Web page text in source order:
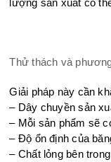
Thử thách và
Giải pháp này cần
– Dây chuyền sản
– Mỗi sản phẩm sẽ
– Độ ổn định của
– Chất lỏng bên